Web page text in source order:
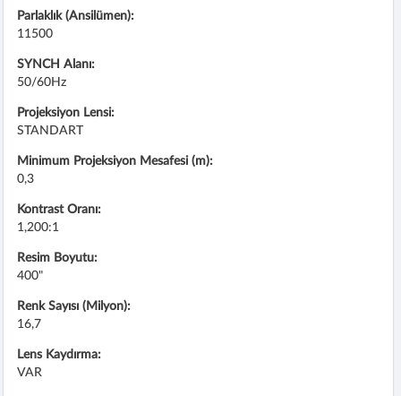
Parlaklık (Ansilümen):
11500
SYNCH Alanı:
50/60Hz
Projeksiyon Lensi:
STANDART
Minimum Projeksiyon Mesafesi (m):
0,3
Kontrast Oranı:
1,200:1
Resim Boyutu:
400"
Renk Sayısı (Milyon):
16,7
Lens Kaydırma:
VAR